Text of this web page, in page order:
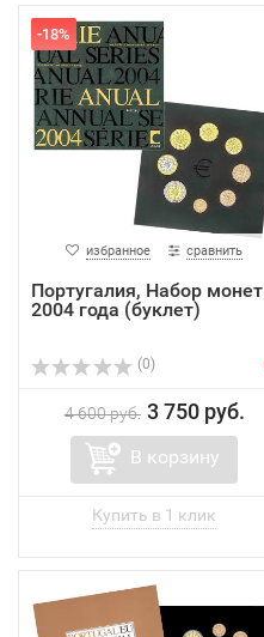
-18%
избранное сравнить
Португалия, Набор монет
2004 года (буклет)
(0)
4 600 руб. 3 750 руб.
В корзину